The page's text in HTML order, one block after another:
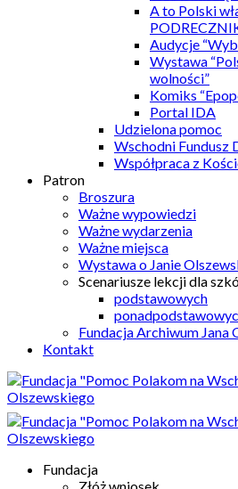
A to Polski
Audycje
Wystawa
wolności”
Komiks
Portal IDA
Udzielona pomoc
Wschodni Fundusz
Współpraca z
Patron
Broszura
Ważne wypowiedzi
Ważne wydarzenia
Ważne miejsca
Wystawa o Janie
Scenariusze lekcji dla
podstawowych
Fundacja Archiwum Jana
Kontakt
Fundacja